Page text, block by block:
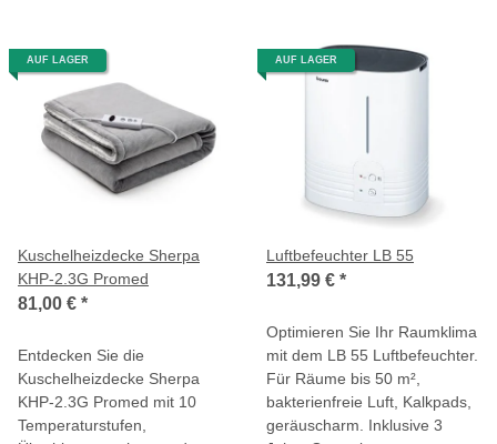
AUF LAGER
Kuschelheizdecke Sherpa
KHP-2.3G Promed
81,00 € *
Entdecken Sie die
Kuschelheizdecke Sherpa
KHP-2.3G Promed mit 10
Temperaturstufen,
AUF LAGER
Luftbefeuchter LB 55
131,99 € *
Optimieren Sie Ihr Raumklima
mit dem LB 55 Luftbefeuchter.
Für Räume bis 50 m²,
bakterienfreie Luft, Kalkpads,
geräuscharm. Inklusive 3